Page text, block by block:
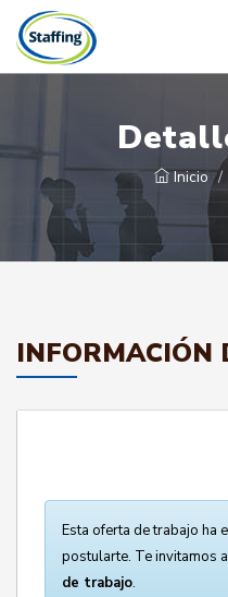
Inicio
INFORMACIÓN
Esta oferta de trabajo ha
postularte. Te invitamos
de trabajo.